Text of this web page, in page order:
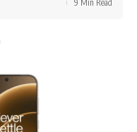
9 Min Read